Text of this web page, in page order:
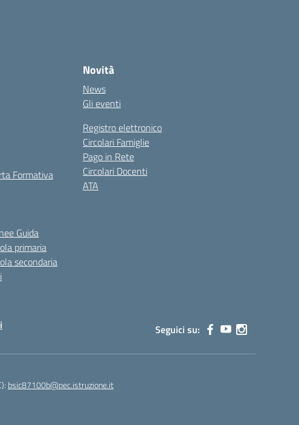
Formativa
Guida
primaria
secondaria
Novità
News
Gli eventi
Registro elettronico
Circolari Famiglie
Pago in Rete
Circolari Docenti
ATA
Seguici su:
bsic87100b@pec.istruzione.it